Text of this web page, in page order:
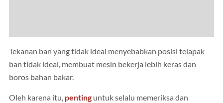
Tekanan ban yang tidak ideal menyebabkan posisi telapak
ban tidak ideal, membuat mesin bekerja lebih keras dan
boros bahan bakar.
Oleh karena itu, penting untuk selalu memeriksa dan